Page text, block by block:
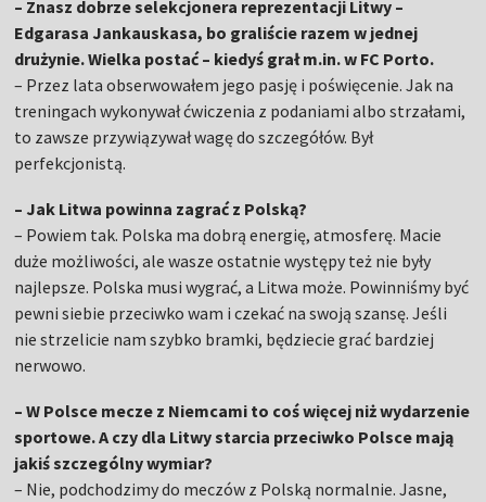
– Znasz dobrze selekcjonera reprezentacji Litwy –
Edgarasa Jankauskasa, bo graliście razem w jednej
drużynie. Wielka postać – kiedyś grał m.in. w FC Porto.
– Przez lata obserwowałem jego pasję i poświęcenie. Jak na
treningach wykonywał ćwiczenia z podaniami albo strzałami,
to zawsze przywiązywał wagę do szczegółów. Był
perfekcjonistą.
– Jak Litwa powinna zagrać z Polską?
– Powiem tak. Polska ma dobrą energię, atmosferę. Macie
duże możliwości, ale wasze ostatnie występy też nie były
najlepsze. Polska musi wygrać, a Litwa może. Powinniśmy być
pewni siebie przeciwko wam i czekać na swoją szansę. Jeśli
nie strzelicie nam szybko bramki, będziecie grać bardziej
nerwowo.
– W Polsce mecze z Niemcami to coś więcej niż wydarzenie
sportowe. A czy dla Litwy starcia przeciwko Polsce mają
jakiś szczególny wymiar?
– Nie, podchodzimy do meczów z Polską normalnie. Jasne,